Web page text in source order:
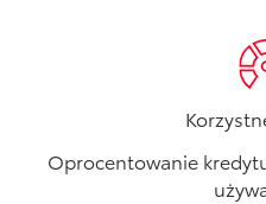
Oprocentowanie